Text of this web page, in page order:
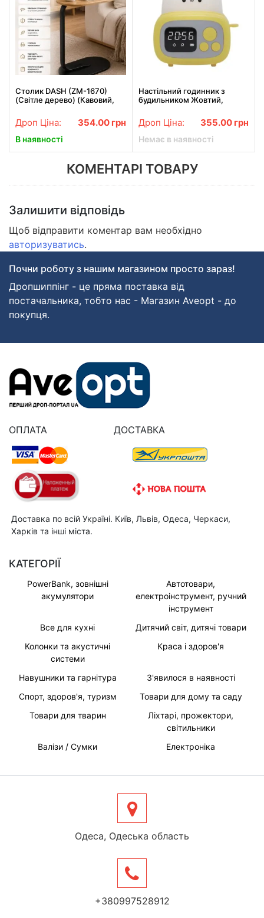
Столик DASH (ZM-1670)
(Світле дерево) (Кавовий,
овальний, ніжка чорна)
Дроп Ціна: 354.00 грн
В наявності
Настільний годинник з
будильником Жовтий,
LED підсвіткою
Дроп Ціна: 355.00 грн
Немає в наявності
КОМЕНТАРІ ТОВАРУ
Залишити відповідь
Щоб відправити коментар вам необхідно
авторизуватись.
Почни роботу з нашим магазином просто зараз!
Дропшиппінг - це пряма поставка від
постачальника, тобто нас - Магазин Aveopt - до
покупця.
ОПЛАТА ДОСТАВКА
Доставка по всій Україні. Київ, Львів, Одеса, Черкаси,
Харків та інші міста.
КАТЕГОРІЇ
PowerBank, зовнішні
акумулятори
Автотовари,
електроінструмент, ручний
інструмент
Все для кухні
Дитячий світ, дитячі товари
Колонки та акустичні
системи
Краса і здоров'я
Навушники та гарнітура
З'явилося в наявності
Спорт, здоров'я, туризм
Товари для дому та саду
Товари для тварин
Ліхтарі, прожектори,
світильники
Валізи / Сумки
Електроніка
Одеса, Одеська область
+380997528912